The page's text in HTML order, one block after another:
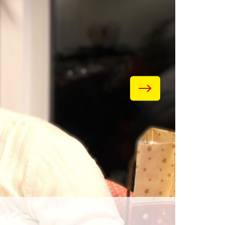
(Bildmitte), die im Rahmen